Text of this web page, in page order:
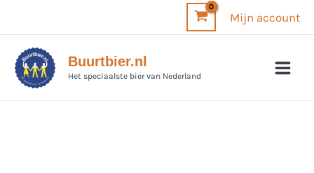
inhoud
Mijn account
Buurtbier.nl
Het speciaalste bier van Nederland